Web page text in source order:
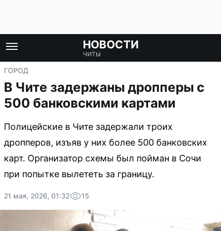
НОВОСТИ
ЧИТЫ
ГОРОД
В Чите задержаны дропперы с
500 банковскими картами
Полицейские в Чите задержали троих
дропперов, изъяв у них более 500 банковских
карт. Организатор схемы был пойман в Сочи
при попытке вылететь за границу.
21 мая, 2026, 01:32 15